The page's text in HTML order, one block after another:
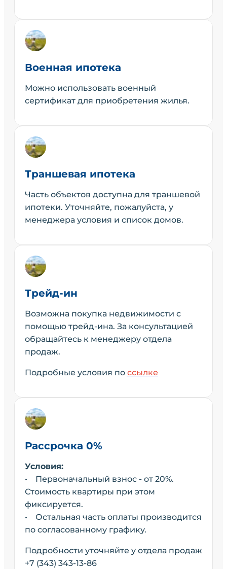
Военная ипотека
Можно использовать военный
сертификат для приобретения жилья.
Траншевая ипотека
Часть объектов доступна для траншевой
ипотеки. Уточняйте, пожалуйста, у
менеджера условия и список домов.
Трейд-ин
Возможна покупка недвижимости с
помощью трейд-ина. За консультацией
обращайтесь к менеджеру отдела
продаж.
Подробные условия по ссылке
Рассрочка 0%
Условия:
• Первоначальный взнос - от 20%.
Стоимость квартиры при этом
фиксируется.
• Остальная часть оплаты производится
по согласованному графику.
Подробности уточняйте у отдела продаж
+7 (343) 343-13-86